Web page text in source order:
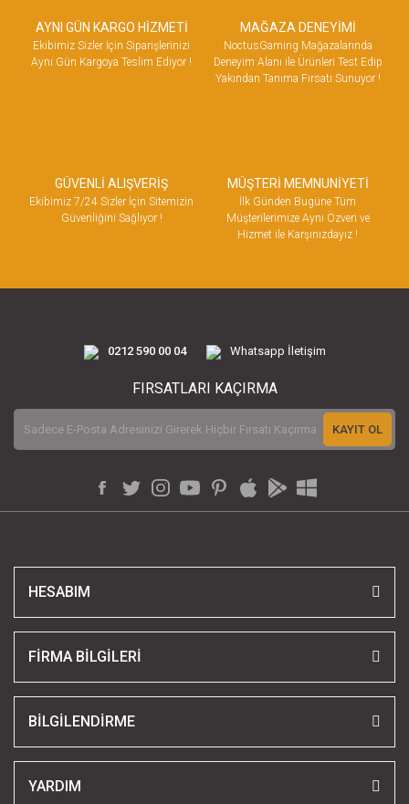
AYNI GÜN KARGO HİZMETİ
Ekibimiz Sizler İçin Siparişlerinizi
Aynı Gün Kargoya Teslim Ediyor !
MAĞAZA DENEYİMİ
NoctusGaming Mağazalarında
Deneyim Alanı ile Ürünleri Test Edip
Yakından Tanıma Fırsatı Sunuyor !
GÜVENLİ ALIŞVERİŞ
Ekibimiz 7/24 Sizler İçin Sitemizin
Güvenliğini Sağlıyor !
MÜŞTERİ MEMNUNİYETİ
İlk Günden Bugüne Tüm
Müşterilerimize Aynı Özveri ve
Hizmet ile Karşınızdayız !
0212 590 00 04 Whatsapp İletişim
FIRSATLARI KAÇIRMA
KAYIT OL
HESABIM
FİRMA BİLGİLERİ
BİLGİLENDİRME
YARDIM